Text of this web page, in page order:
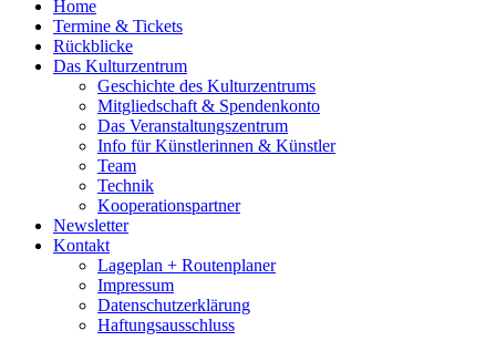
Home
Termine & Tickets
Rückblicke
Das Kulturzentrum
Geschichte des Kulturzentrums
Mitgliedschaft & Spendenkonto
Das Veranstaltungszentrum
Info für Künstlerinnen & Künstler
Team
Technik
Kooperationspartner
Newsletter
Kontakt
Lageplan + Routenplaner
Impressum
Datenschutzerklärung
Haftungsausschluss